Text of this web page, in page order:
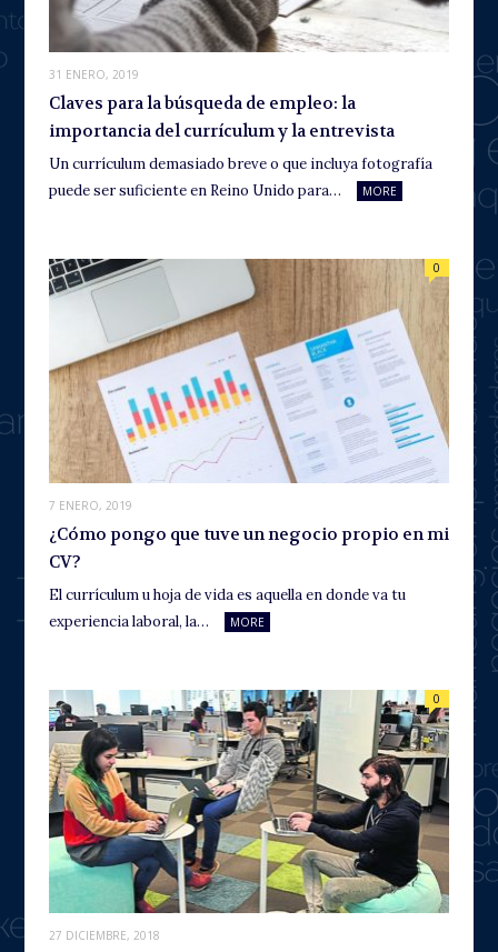
31 ENERO, 2019
Claves para la búsqueda de empleo: la
importancia del currículum y la entrevista
Un currículum demasiado breve o que incluya fotografía
puede ser suficiente en Reino Unido para…
MORE
7 ENERO, 2019
0
¿Cómo pongo que tuve un negocio propio en mi
CV?
El currículum u hoja de vida es aquella en donde va tu
experiencia laboral, la…
MORE
27 DICIEMBRE, 2018
0